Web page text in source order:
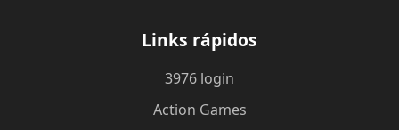
Links rápidos
3976 login
Action Games